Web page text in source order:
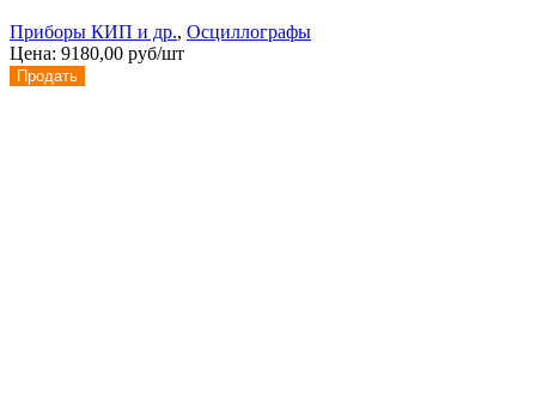
Приборы КИП и др., Осциллографы
Цена: 9180,00 руб/шт
Продать